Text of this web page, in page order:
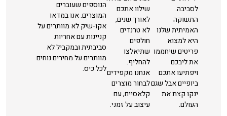
לסביבה.
התשוקה
האמיתית שלנו
היא למצוא
פריטים שיחממו
את ליבכם
ויפתיעו אתכם
ביופיים אבל שגם
ינקו קצת את
העולם.
שילוו אתכם
לאורך שנים,
לא טרנדים
חולפים
שתיאלצו
להחליף.
אנחנו מקפידים
לבחור מוצרים
קלאסיים, עם
עיצוב על זמני.
הנוספים שעוברים
המוצרים. אנו במדאו
אקו-שיק לא מוותרים על
קניינות עם אחריות
סביבתית ובמקביל לא
מוותרים על מחירים נוחים
לכל כיס.